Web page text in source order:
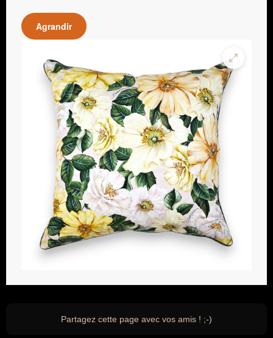
Agrandir
Partagez cette page avec vos amis ! ;-)